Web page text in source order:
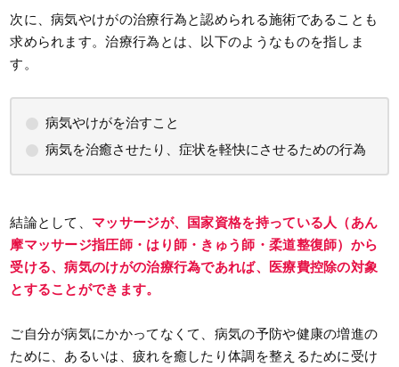
次に、病気やけがの治療行為と認められる施術であることも
求められます。治療行為とは、以下のようなものを指しま
す。
病気やけがを治すこと
病気を治癒させたり、症状を軽快にさせるための行為
結論として、 マッサージが、国家資格を持っている人（あん
摩マッサージ指圧師・はり師・きゅう師・柔道整復師）から
受ける、病気のけがの治療行為であれば、医療費控除の対象
とすることができます。
ご自分が病気にかかってなくて、病気の予防や健康の増進の
ために、あるいは、疲れを癒したり体調を整えるために受け